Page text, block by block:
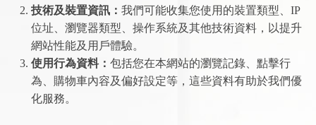
技術及裝置資訊： 我們可能收集您使用的裝置類型、IP
位址、瀏覽器類型、操作系統及其他技術資料，以提升
網站性能及用戶體驗。
使用行為資料： 包括您在本網站的瀏覽記錄、點擊行
為、購物車內容及偏好設定等，這些資料有助於我們優
化服務。